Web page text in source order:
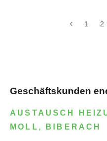
1 2
Geschäftskunden
AUSTAUSCH
MOLL, BIBERACH